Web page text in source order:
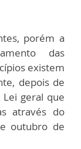
porém a
das
existem
depois de
geral que
através do
outubro de